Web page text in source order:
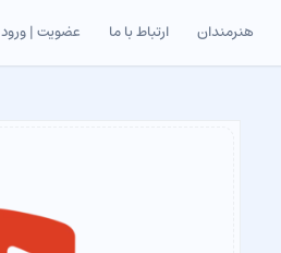
هنرمندان ارتباط با ما عضویت | ورود